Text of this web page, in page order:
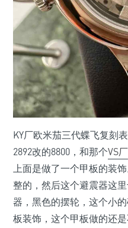
KY厂欧米茄三代蝶飞复刻
2892改的8800，和那个VS厂
上面是做了一个甲板的装
整的，然后这个避震器这
器，黑色的摆轮，这个小
板装饰，这个甲板做的还